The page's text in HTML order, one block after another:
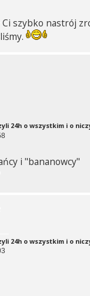
Ci szybko nastrój
24h o wszystkim i o
i "bananowcy"
24h o wszystkim i o